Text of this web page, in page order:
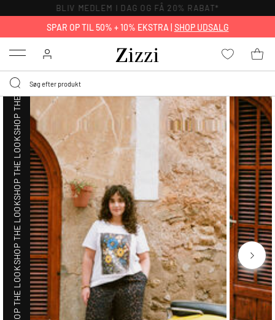
BLIV MEDLEM I DAG OG FÅ 20% RABAT*
SPAR OP TIL 50% + 10% EKSTRA | SHOP UDSALG
Menu
SHOP THE LOOK
SHOP THE LOOK
SHOP THE LOOK
SHOP THE LOOK
SHOP THE LOOK